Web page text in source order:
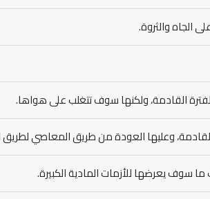
الجاه والثروة.
القادمة، ولكنها سوف تتغلب على هواها.
وعليها العودة من طريق المعاصي لطريق
سوف يعرضها للأزمات المادية الكبيرة.